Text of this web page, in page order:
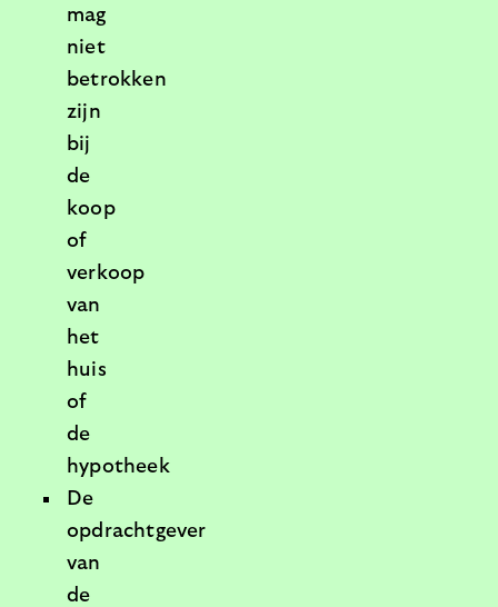
mag
niet
betrokken
zijn
bij
de
koop
of
verkoop
van
het
huis
of
de
hypotheek
De
opdrachtgever
van
de